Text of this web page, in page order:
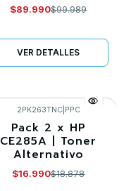
$89.990$99.989
VER DETALLES
-10%
2PK263TNC| PPC
Pack 2 x HP
CE285A | Toner
Alternativo
$16.990$18.878